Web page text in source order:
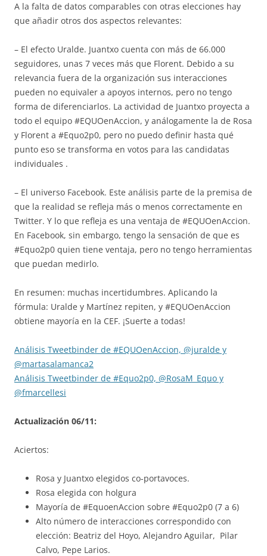
A la falta de datos comparables con otras elecciones hay
que añadir otros dos aspectos relevantes:
– El efecto Uralde. Juantxo cuenta con más de 66.000
seguidores, unas 7 veces más que Florent. Debido a su
relevancia fuera de la organización sus interacciones
pueden no equivaler a apoyos internos, pero no tengo
forma de diferenciarlos. La actividad de Juantxo proyecta a
todo el equipo #EQUOenAccion, y análogamente la de Rosa
y Florent a #Equo2p0, pero no puedo definir hasta qué
punto eso se transforma en votos para las candidatas
individuales .
– El universo Facebook. Este análisis parte de la premisa de
que la realidad se refleja más o menos correctamente en
Twitter. Y lo que refleja es una ventaja de #EQUOenAccion.
En Facebook, sin embargo, tengo la sensación de que es
#Equo2p0 quien tiene ventaja, pero no tengo herramientas
que puedan medirlo.
En resumen: muchas incertidumbres. Aplicando la
fórmula: Uralde y Martínez repiten, y #EQUOenAccion
obtiene mayoría en la CEF. ¡Suerte a todas!
Análisis Tweetbinder de #EQUOenAccion, @juralde y
@martasalamanca2
Análisis Tweetbinder de #Equo2p0, @RosaM_Equo y
@fmarcellesi
Actualización 06/11:
Aciertos:
Rosa y Juantxo elegidos co-portavoces.
Rosa elegida con holgura
Mayoría de #EquoenAccion sobre #Equo2p0 (7 a 6)
Alto número de interacciones correspondido con
elección: Beatriz del Hoyo, Alejandro Aguilar, Pilar
Calvo, Pepe Larios.